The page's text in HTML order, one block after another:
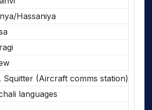
Hassaniya
Squitter (Aircraft comms station)
languages